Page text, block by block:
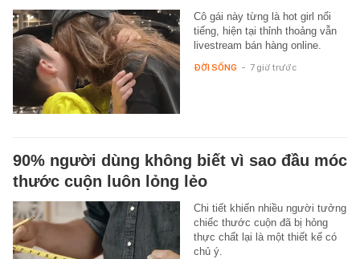
Cô gái này từng là hot girl nổi
tiếng, hiện tại thỉnh thoảng vẫn
livestream bán hàng online.
ĐỜI SỐNG - 7 giờ trước
90% người dùng không biết vì sao đầu móc
thước cuộn luôn lỏng lẻo
Chi tiết khiến nhiều người tưởng
chiếc thước cuộn đã bị hỏng
thực chất lại là một thiết kế có
chủ ý.